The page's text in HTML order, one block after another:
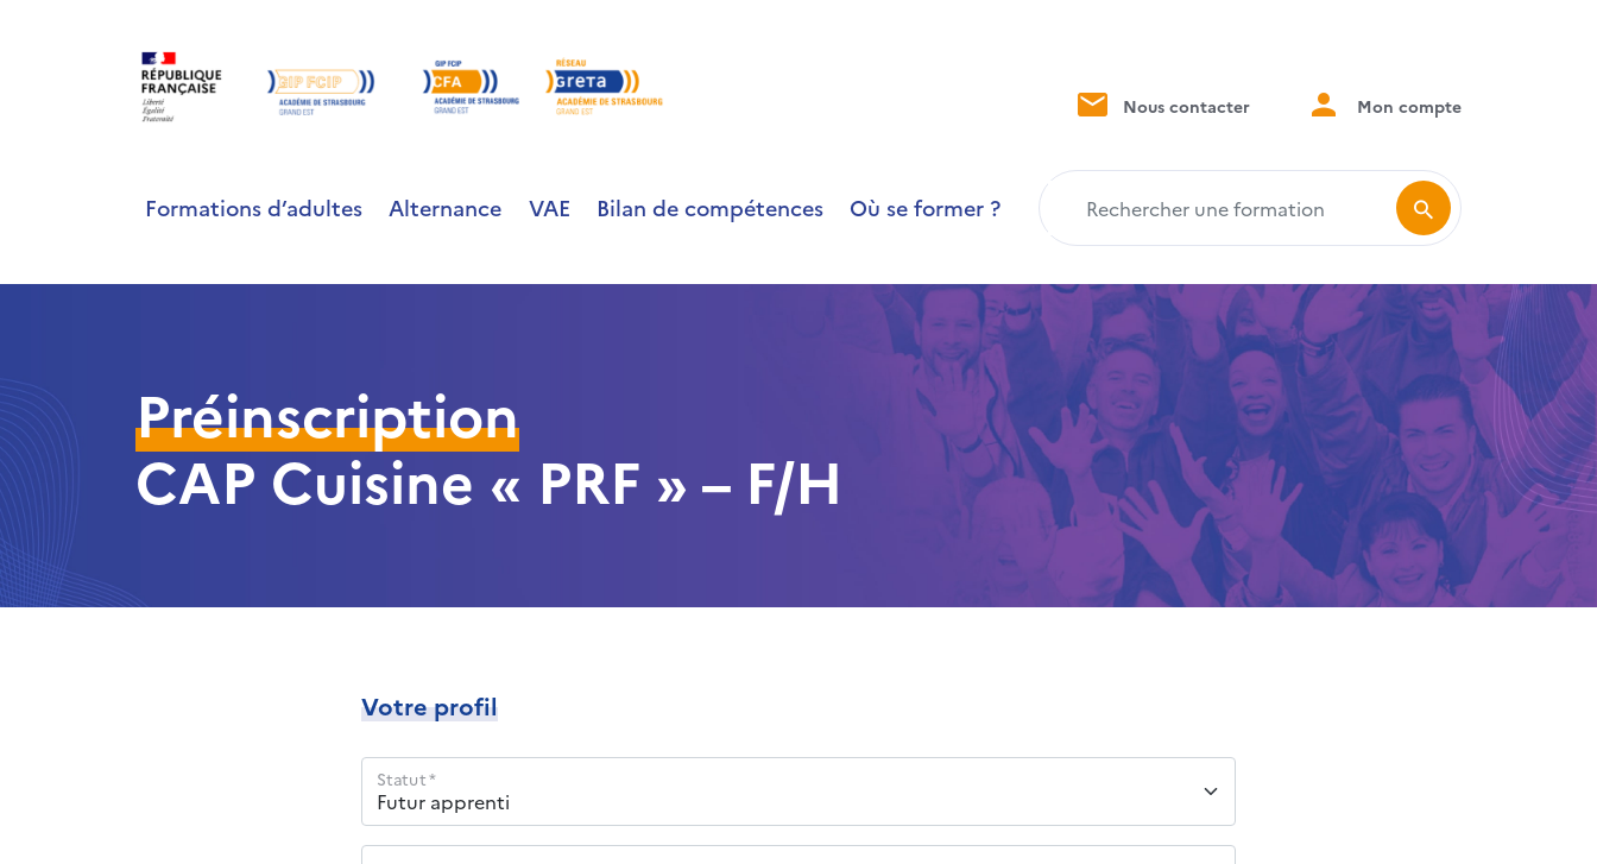
Nous contacter Mon compte
Formations d’adultes Alternance VAE Bilan de compétences Où se former ?
Préinscription
CAP Cuisine « PRF » – F/H
Votre profil
Statut *